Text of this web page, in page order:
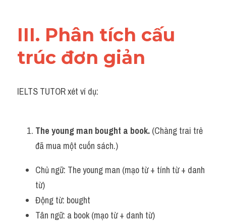
III. Phân tích cấu
trúc đơn giản
IELTS TUTOR xét ví dụ:
The young man bought a book. (Chàng trai trẻ
đã mua một cuốn sách.)
Chủ ngữ: The young man (mạo từ + tính từ + danh
từ)
Động từ: bought
Tân ngữ: a book (mạo từ + danh từ)